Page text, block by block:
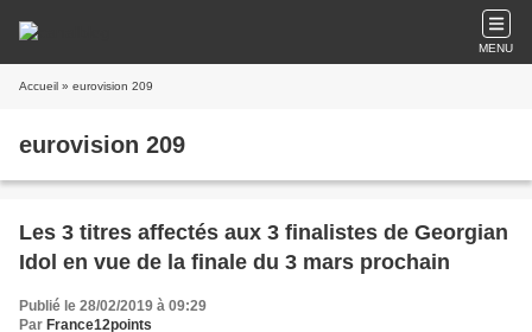
MENU
Accueil » eurovision 209
eurovision 209
Les 3 titres affectés aux 3 finalistes de Georgian
Idol en vue de la finale du 3 mars prochain
Publié le 28/02/2019 à 09:29
Par France12points